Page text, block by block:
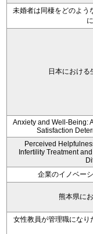
未婚者は同棲をどのよ
日本における
Anxiety and Well-Being:
Satisfaction
Perceived
Infertility Treatment
企業のイノベー
熊本県に
女性教員が管理職になり